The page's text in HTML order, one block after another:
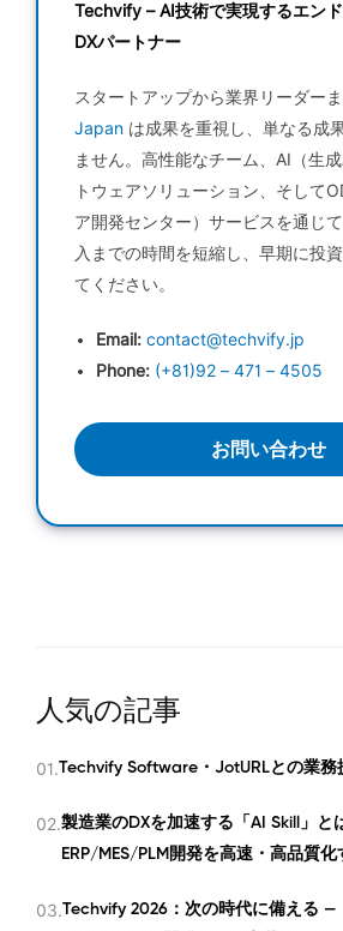
Techvify – AI技術で実現するエン
DXパートナー
スタートアップから業界リーダーま
Japan は成果を重視し、単なる成
ません。高性能なチーム、AI（生
トウェアソリューション、そして
ア開発センター）サービスを通じ
入までの時間を短縮し、早期に投
てください。
Email: contact@techvify.jp
Phone: (+81)92 – 471 – 4505
お問い合わせ
人気の記事
01.Techvify Software・JotURLとの業務
02.製造業のDXを加速する「AI Skill」と
ERP/MES/PLM開発を高速・高品質
03.Techvify 2026：次の時代に備える —